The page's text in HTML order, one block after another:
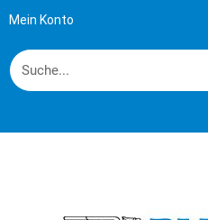
Mein Konto